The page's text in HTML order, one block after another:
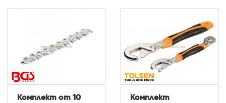
Комплект от 10
Комплект